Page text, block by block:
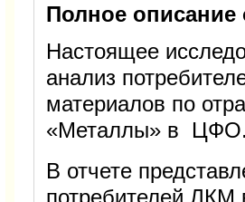
Полное описание
Настоящее
анализ
материалов по
«Металлы» в
В отчете
потребителей ЛКМ